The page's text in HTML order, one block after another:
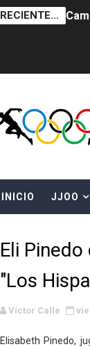
RECIENTE...
INICIO JJOO
Eli
"Los
Víctor Calle
Elisabeth Pinedo,